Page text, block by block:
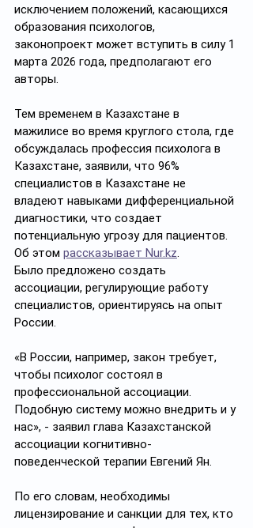
исключением положений, касающихся
образования психологов,
законопроект может вступить в силу 1
марта 2026 года, предполагают его
авторы.
Тем временем в Казахстане в
мажилисе во время круглого стола, где
обсуждалась профессия психолога в
Казахстане, заявили, что 96%
специалистов в Казахстане не
владеют навыками дифференциальной
диагностики, что создает
потенциальную угрозу для пациентов.
Об этом рассказывает Nur.kz.
Было предложено создать
ассоциации, регулирующие работу
специалистов, ориентируясь на опыт
России.
«В России, например, закон требует,
чтобы психолог состоял в
профессиональной ассоциации.
Подобную систему можно внедрить и у
нас», - заявил глава Казахстанской
ассоциации когнитивно-
поведенческой терапии Евгений Ян.
По его словам, необходимы
лицензирование и санкции для тех, кто